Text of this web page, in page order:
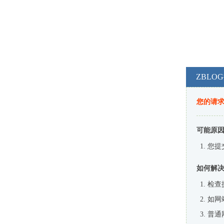
您的请
可能原
您提
如何解
检查
如网
普通